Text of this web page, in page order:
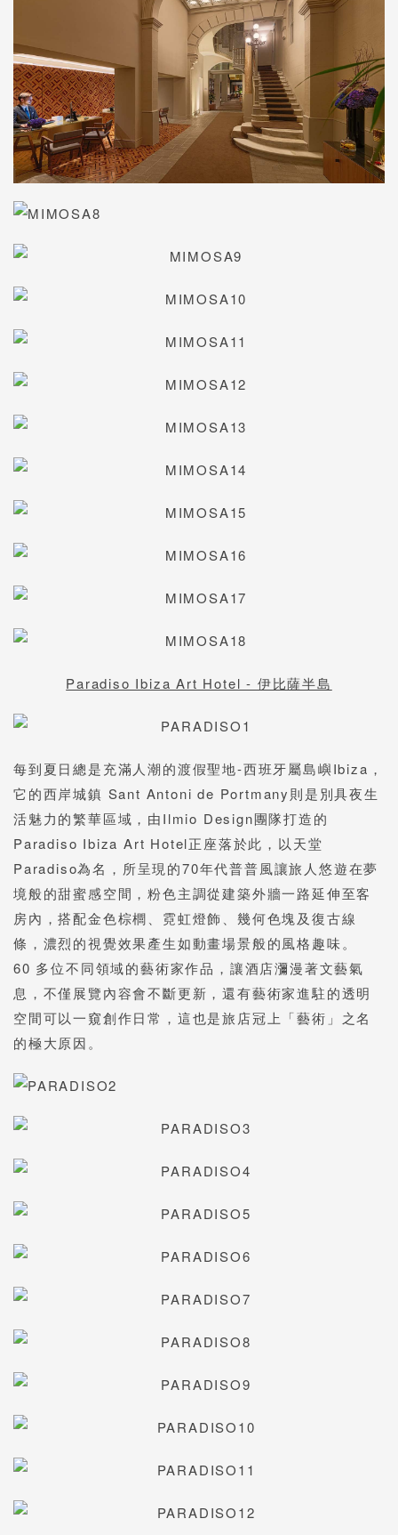
Paradiso Ibiza Art Hotel - 伊比薩半島
每到夏日總是充滿人潮的渡假聖地-西班牙屬島嶼Ibiza，
它的西岸城鎮 Sant Antoni de Portmany則是別具夜生
活魅力的繁華區域，由Ilmio Design團隊打造的
Paradiso Ibiza Art Hotel正座落於此，以天堂
Paradiso為名，所呈現的70年代普普風讓旅人悠遊在夢
境般的甜蜜感空間，粉色主調從建築外牆一路延伸至客
房內，搭配金色棕櫚、霓虹燈飾、幾何色塊及復古線
條，濃烈的視覺效果產生如動畫場景般的風格趣味。
60 多位不同領域的藝術家作品，讓酒店瀰漫著文藝氣
息，不僅展覽內容會不斷更新，還有藝術家進駐的透明
空間可以一窺創作日常，這也是旅店冠上「藝術」之名
的極大原因。